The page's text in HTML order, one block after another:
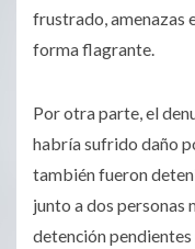
frustrado, amenazas
forma flagrante.
Por otra parte, el
habría sufrido daño
también fueron
junto a dos personas
detención